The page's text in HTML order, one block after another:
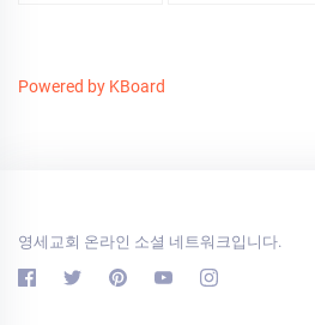
Powered by KBoard
영세교회 온라인 소셜 네트워크입니다.